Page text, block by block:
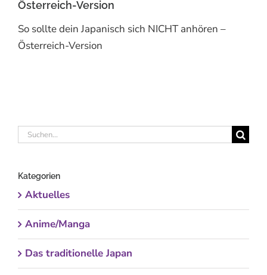
Österreich-Version
So sollte dein Japanisch sich NICHT anhören –
Österreich-Version
Suche
Kategorien
Aktuelles
Anime/Manga
Das traditionelle Japan